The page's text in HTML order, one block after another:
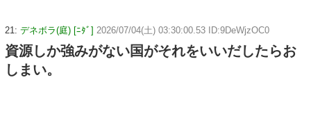
21: デネボラ(庭) [ﾆﾀﾞ] 2026/07/04(土) 03:30:00.53 ID:9DeWjzOC0
資源しか強みがない国がそれをいいだしたらお
しまい。